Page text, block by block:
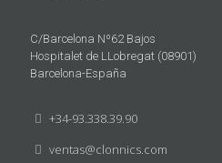
C/Barcelona Nº62 Bajos
Hospitalet de LLobregat (08901)
Barcelona-España
+34-93.338.39.90
ventas@clonnics.com